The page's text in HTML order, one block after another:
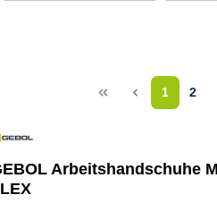
<< < 1 2
Arbeitshandschuhe